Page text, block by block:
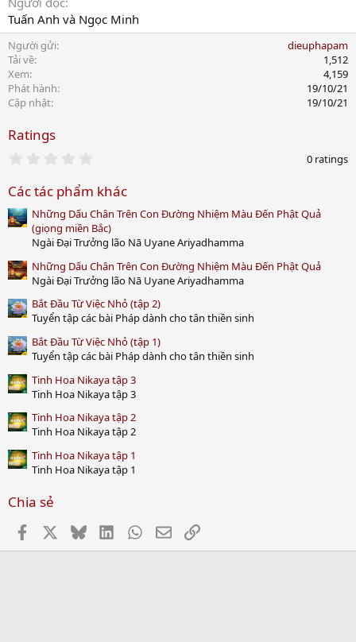
Tuấn Anh và Ngọc Minh
Người gửi
dieuphapam
Tải về
1,512
Xem
4,159
Phát hành
19/10/21
Cập nhật
19/10/21
Ratings
0
t
a
r
(
s
)
0 ratings
Các tác phẩm khác
Những Dấu Chân Trên Con Đường Nhiệm Màu Đến Phật Quả
(giọng miền Bắc)
Ngài Đại Trưởng lão Nā Uyane Ariyadhamma
Những Dấu Chân Trên Con Đường Nhiệm Màu Đến Phật Quả
Ngài Đại Trưởng lão Nā Uyane Ariyadhamma
Bắt Đầu Từ Việc Nhỏ (tập 2)
Tuyển tập các bài Pháp dành cho tân thiền sinh
Bắt Đầu Từ Việc Nhỏ (tập 1)
Tuyển tập các bài Pháp dành cho tân thiền sinh
Tinh Hoa Nikaya tập 3
Tinh Hoa Nikaya tập 3
Tinh Hoa Nikaya tập 2
Tinh Hoa Nikaya tập 2
Tinh Hoa Nikaya tập 1
Tinh Hoa Nikaya tập 1
Chia sẻ
Facebook BlueskyLinkedInWhatsApp
EmailLink